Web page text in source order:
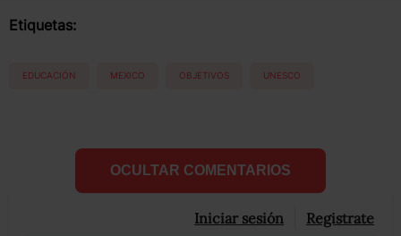
Etiquetas:
EDUCACIÓN MEXICO OBJETIVOS UNESCO
OCULTAR COMENTARIOS
Iniciar sesión Registrate